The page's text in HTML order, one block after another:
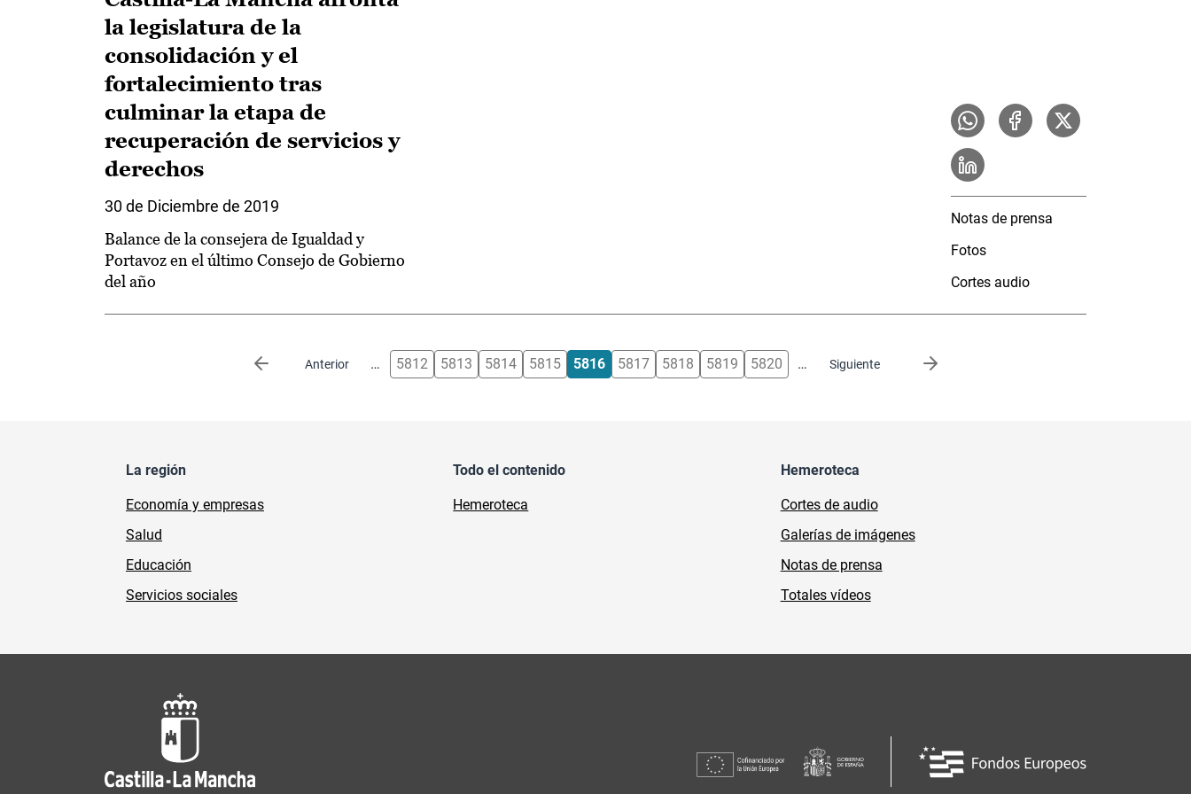
la legislatura de la
consolidación y el
fortalecimiento tras
culminar la etapa de
recuperación de servicios y
derechos
30 de Diciembre de 2019
Balance de la consejera de Igualdad y
Portavoz en el último Consejo de Gobierno
del año
Notas de prensa
Fotos
Cortes audio
Anterior
Página anterior … 5812 5813 5814 5815 5816 5817 5818 5819 5820 … Siguiente
Siguiente página
La región
Economía y empresas
Salud
Educación
Servicios sociales
Todo el contenido
Hemeroteca
Hemeroteca
Cortes de audio
Galerías de imágenes
Notas de prensa
Totales vídeos